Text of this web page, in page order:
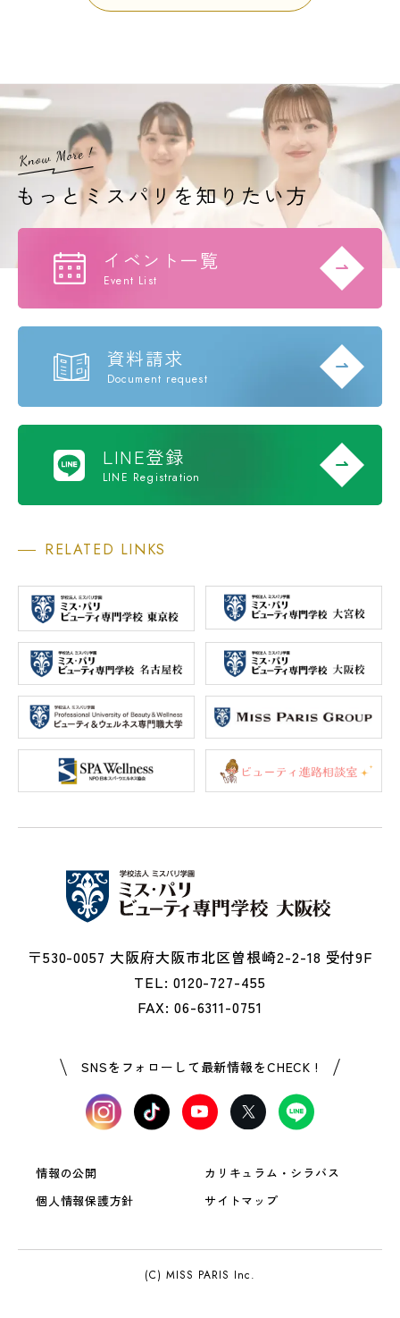
イベント一覧
Event List
資料請求
Document request
LINE登録
LINE Registration
RELATED LINKS
〒530-0057 大阪府大阪市北区曽根崎2-2-18 受付9F
TEL: 0120-727-455
FAX: 06-6311-0751
SNSをフォローして最新情報をCHECK !
情報の公開
カリキュラム・シラバス
個人情報保護方針
サイトマップ
(C) MISS PARIS Inc.